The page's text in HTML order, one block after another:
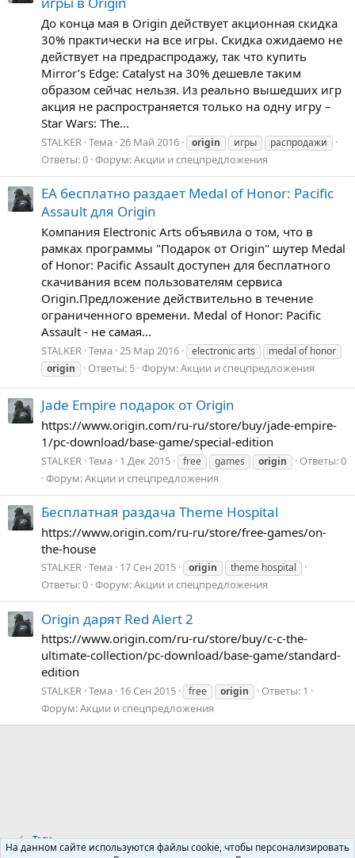
До конца мая в Origin действует акционная скидка
30% практически на все игры. Скидка ожидаемо не
действует на предраспродажу, так что купить
Mirror’s Edge: Catalyst на 30% дешевле таким
образом сейчас нельзя. Из реально вышедших игр
акция не распространяется только на одну игру –
Star Wars: The...
STALKER Тема 26 Май 2016 origin игры распродажи
Ответы: 0 Форум:Акции и спецпредложения
EA бесплатно раздает Medal of Honor: Pacific
Assault для Origin
Компания Electronic Arts объявила о том, что в
рамках программы "Подарок от Origin" шутер Medal
of Honor: Pacific Assault доступен для бесплатного
скачивания всем пользователям сервиса
Origin.Предложение действительно в течение
ограниченного времени. Medal of Honor: Pacific
Assault - не самая...
STALKER Тема 25 Мар 2016 electronic arts
medal of honor
origin
Ответы: 5 Форум:Акции и спецпредложения
Jade Empire подарок от Origin
https://www.origin.com/ru-ru/store/buy/jade-empire-
1/pc-download/base-game/special-edition
STALKER Тема 1 Дек 2015 free games origin
Ответы: 0
Форум:Акции и спецпредложения
Бесплатная раздача Theme Hospital
https://www.origin.com/ru-ru/store/free-games/on-
the-house
STALKER Тема 17 Сен 2015 origin theme hospital
Ответы: 0 Форум:Акции и спецпредложения
Origin дарят Red Alert 2
https://www.origin.com/ru-ru/store/buy/c-c-the-
ultimate-collection/pc-download/base-game/standard-
edition
STALKER Тема 16 Сен 2015 free origin
Ответы: 1
Форум:Акции и спецпредложения
Теги
На данном сайте используются файлы cookie, чтобы персонализировать